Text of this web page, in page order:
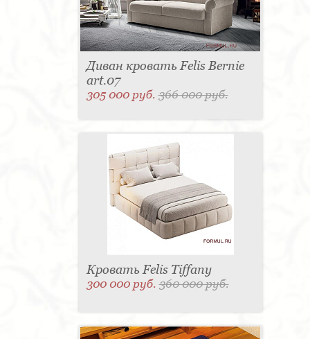
Диван кровать Felis Bernie
art.07
305 000 руб.366 000 руб.
Кровать Felis Tiffany
300 000 руб.360 000 руб.